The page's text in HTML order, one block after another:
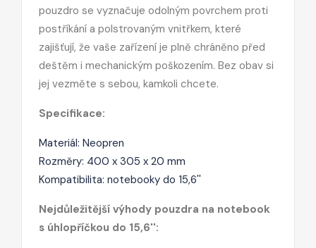
pouzdro se vyznačuje odolným povrchem proti
postříkání a polstrovaným vnitřkem, které
zajišťují, že vaše zařízení je plně chráněno před
deštěm i mechanickým poškozením. Bez obav si
jej vezměte s sebou, kamkoli chcete.
Specifikace:
Materiál: Neopren
Rozměry: 400 x 305 x 20 mm
Kompatibilita: notebooky do 15,6''
Nejdůležitější výhody pouzdra na notebook
s úhlopříčkou do 15,6'':